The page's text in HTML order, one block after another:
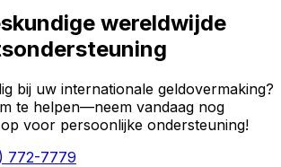
wereldwijde
bij uw internationale geldovermaking?
te helpen—neem vandaag nog
voor persoonlijke ondersteuning!
772-7779